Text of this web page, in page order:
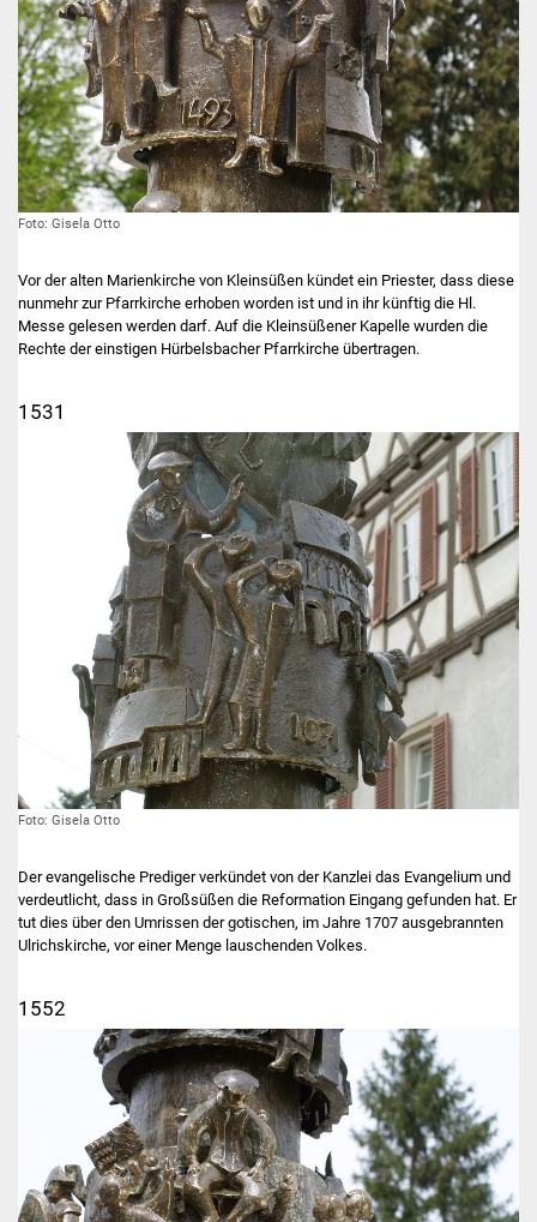
Foto: Gisela Otto
Vor der alten Marienkirche von Kleinsüßen kündet ein Priester, dass diese
nunmehr zur Pfarrkirche erhoben worden ist und in ihr künftig die Hl.
Messe gelesen werden darf. Auf die Kleinsüßener Kapelle wurden die
Rechte der einstigen Hürbelsbacher Pfarrkirche übertragen.
1531
Foto: Gisela Otto
Der evangelische Prediger verkündet von der Kanzlei das Evangelium und
verdeutlicht, dass in Großsüßen die Reformation Eingang gefunden hat. Er
tut dies über den Umrissen der gotischen, im Jahre 1707 ausgebrannten
Ulrichskirche, vor einer Menge lauschenden Volkes.
1552